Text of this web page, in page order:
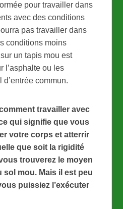
pour travailler dans
avec des conditions
pas travailler dans
conditions moins
un tapis mou est
l’asphalte ou les
commun.
travailler avec
qui signifie que vous
votre corps et atterrir
que soit la rigidité
trouverez le moyen
sol mou. Mais il est peu
puissiez l’exécuter